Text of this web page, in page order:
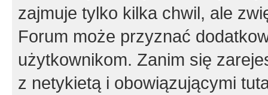
zajmuje tylko kilka chwil, ale
Forum może przyznać
użytkownikom. Zanim się
z netykietą i obowiązującymi